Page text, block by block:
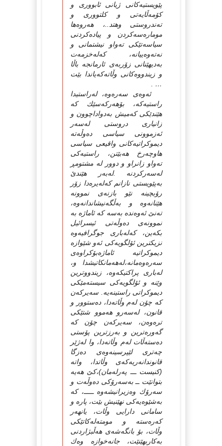
پێویستیه‌كانی ژیانی ئابووری و
كۆمه‌ڵایه‌تی و كلتووری و
ته‌ندروستی وهتد..، هه‌روه‌ها
موماره‌سه‌كردن و پیاده‌كردنی
سیاسه‌تێكی ته‌واو نیشتمانی و
نه‌ته‌وه‌ییانه‌، كه‌له‌خزمه‌ت
به‌دیهێنانی زۆربه‌ی ئارمانجه‌ باڵا
و زیندووه‌كانی وڵاته‌كه‌یاندا بێت
… .
ئه‌وه‌ی سه‌ره‌وه‌، له‌راستیدا
راستیه‌كه‌، بۆهه‌ركه‌سێك كه‌
هێندێكی كه‌میش به‌دواداچوون و
زانیاری دروستی له‌سه‌ر
ئه‌زموونی سیاسی ده‌وڵه‌ته‌
دیموكراتیه‌كانی واقیعی سیاسی
هاوچه‌رخ هه‌بێتن، راستیه‌كی
ته‌واو زانراو و دوور له‌ مشتومڕ
له‌سه‌ركردنه‌ .له‌به‌ر هێندێ‌
به‌پێویستی نازانم كه‌له‌یره‌دا زۆر
رۆبچینه‌ نێو بازنه‌ی نموونه‌
هێنانه‌وه‌ و به‌ڵگه‌نیشاندانه‌وه‌،
ته‌نێ‌ ئه‌وه‌نده‌ به‌سه‌ كه‌ ئاماژه‌ به‌
نموونه‌ی ده‌وڵه‌تی ئیسرائیل
بكه‌ین، كه‌له‌باری جوگرافیه‌وه‌
نزیكترین ئۆلگویه‌كی ئه‌و شێوازه‌
دیموكراتیه‌ ئاماژه‌بۆكراوه‌ی
سه‌ره‌وه‌مانه‌،له‌هه‌مانكاتیشدا و،
له‌باری پراكتیكه‌وه‌، زیندووترین
وێنه‌ و ئۆلگویه‌كی سیسته‌مێكی
دیموكراتی راستینه‌یه‌. سه‌یركه‌ن
كه‌ چۆن له‌م وڵاته‌دا، ده‌ستوور و
قانون، له‌سه‌رو هه‌موو شتێكی
تره‌وه‌ن، سه‌یركه‌ن چۆن كه‌
گه‌وره‌ترین و به‌رزترین پۆستی
ده‌سته‌ڵات له‌م وڵاته‌دا، وا له‌ژێر
چه‌تری لێپرسینه‌وه‌ی ده‌زگا
قانوندانه‌ریه‌كه‌ی وڵاتدا، واته‌
(كنیست ـــ په‌رله‌مان)،كێ‌ هه‌یه‌
بتوانێت ــ به‌سه‌رۆكی ده‌وڵه‌ت و
سه‌رۆك وه‌زیرانیشه‌وه‌ ـــــ، كه‌
به‌شێوه‌یه‌كی نهێنیش بێت، پاره‌ و
سامانی دارایی وڵات، یانهه‌ر
كه‌ره‌سته‌ و مومته‌له‌كاتێكی
وڵات، بۆ بانگه‌شه‌ی هه‌ڵبژاردنی
به‌كاربهێنێت، جانه‌خوازه‌ وه‌ك